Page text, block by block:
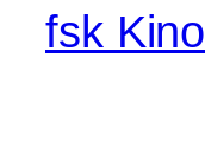
fsk Kino